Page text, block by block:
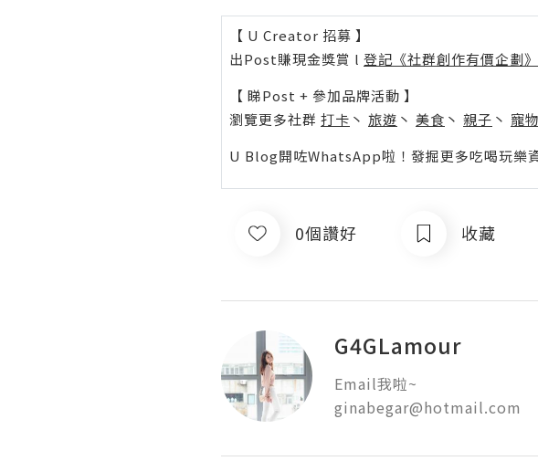
【 U Creator 招募 】
出Post賺現金獎賞 l 登記《社群創作有價企劃》
【 睇Post + 參加品牌活動 】
瀏覽更多社群 打卡 丶 旅遊 丶 美食 丶 親子 丶 寵物
U Blog開咗WhatsApp啦！發掘更多吃喝玩樂
0個讚好 收藏
G4GLamour
Email我啦~